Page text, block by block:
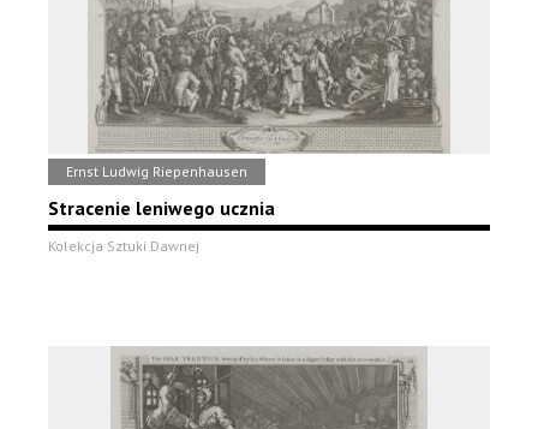
Ernst Ludwig Riepenhausen
Stracenie leniwego ucznia
Kolekcja Sztuki Dawnej